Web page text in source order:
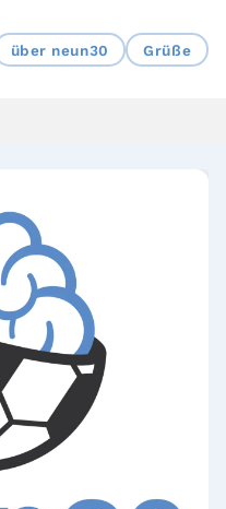
über neun30 Grüße